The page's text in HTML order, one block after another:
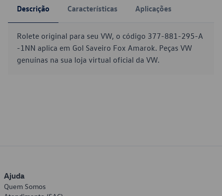
Descrição Características Aplicações
Rolete original para seu VW, o código 377-881-295-A
-1NN aplica em Gol Saveiro Fox Amarok. Peças VW
genuínas na sua loja virtual oficial da VW.
Ajuda
Quem Somos